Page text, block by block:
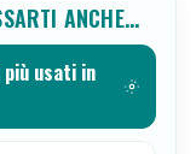
ANCHE…
usati in